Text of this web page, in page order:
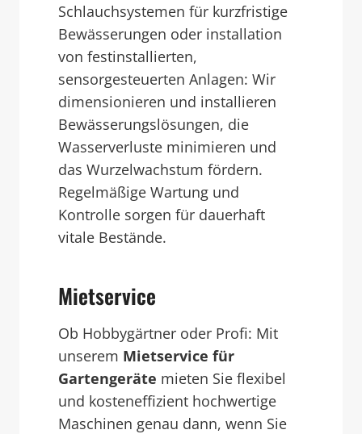
Schlauchsystemen für kurzfristige
Bewässerungen oder installation
von festinstallierten,
sensorgesteuerten Anlagen: Wir
dimensionieren und installieren
Bewässerungslösungen, die
Wasserverluste minimieren und
das Wurzelwachstum fördern.
Regelmäßige Wartung und
Kontrolle sorgen für dauerhaft
vitale Bestände.
Mietservice
Ob Hobbygärtner oder Profi: Mit
unserem Mietservice für
Gartengeräte mieten Sie flexibel
und kosteneffizient hochwertige
Maschinen genau dann, wenn Sie